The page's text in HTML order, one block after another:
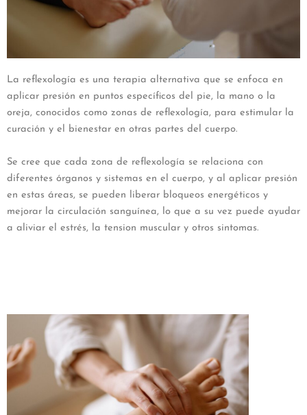
La reflexología es una terapia alternativa que se enfoca en
aplicar presión en puntos específicos del pie, la mano o la
oreja, conocidos como zonas de reflexología, para estimular la
curación y el bienestar en otras partes del cuerpo.
Se cree que cada zona de reflexología se relaciona con
diferentes órganos y sistemas en el cuerpo, y al aplicar presión
en estas áreas, se pueden liberar bloqueos energéticos y
mejorar la circulación sanguínea, lo que a su vez puede ayudar
a aliviar el estrés, la tension muscular y otros sintomas.